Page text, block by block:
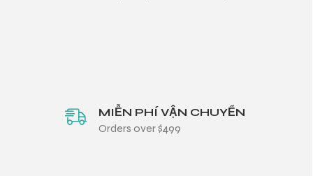
MIỄN PHÍ VẬN CHUYỂN
Orders over $499